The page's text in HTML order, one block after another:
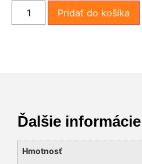
Pridať do košíka
Ďalšie informácie
Hmotnosť